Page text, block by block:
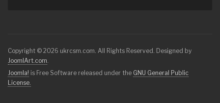
Copyright © 2026 ukrcsm.com. All Rights Reserved. Designed by
JoomlArt.com.
Joomla! is Free Software released under the GNU General Public
License.